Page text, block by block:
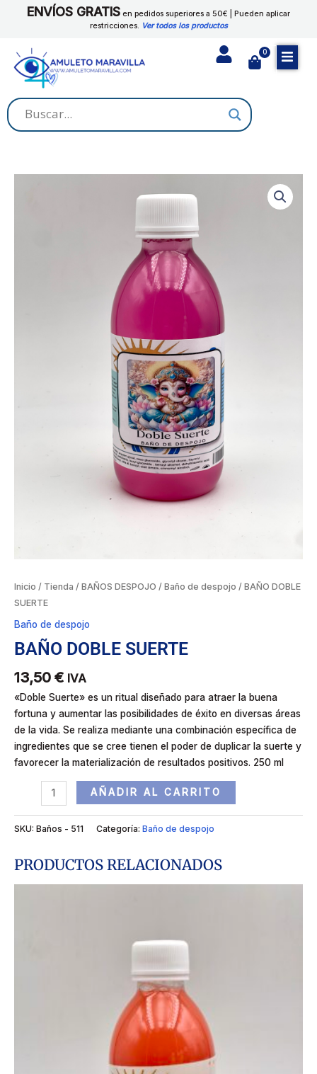
ENVÍOS GRATIS en pedidos superiores a 50€ | Pueden aplicar
restricciones. Ver todos los productos
0
Cart
Inicio / Tienda / BAÑOS DESPOJO / Baño de despojo / BAÑO DOBLE
SUERTE
Baño de despojo
BAÑO DOBLE SUERTE
13,50 € IVA
«Doble Suerte» es un ritual diseñado para atraer la buena
fortuna y aumentar las posibilidades de éxito en diversas áreas
de la vida. Se realiza mediante una combinación específica de
ingredientes que se cree tienen el poder de duplicar la suerte y
favorecer la materialización de resultados positivos. 250 ml
AÑADIR AL CARRITO
SKU: Baños - 511 Categoría: Baño de despojo
PRODUCTOS RELACIONADOS
cantidad